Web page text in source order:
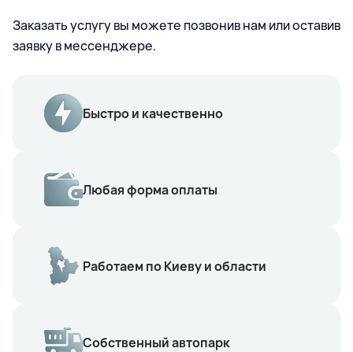
Заказать услугу вы можете позвонив нам или оставив
заявку в мессенджере.
Быстро и качественно
Любая форма оплаты
Работаем по Киеву и области
Собственный автопарк